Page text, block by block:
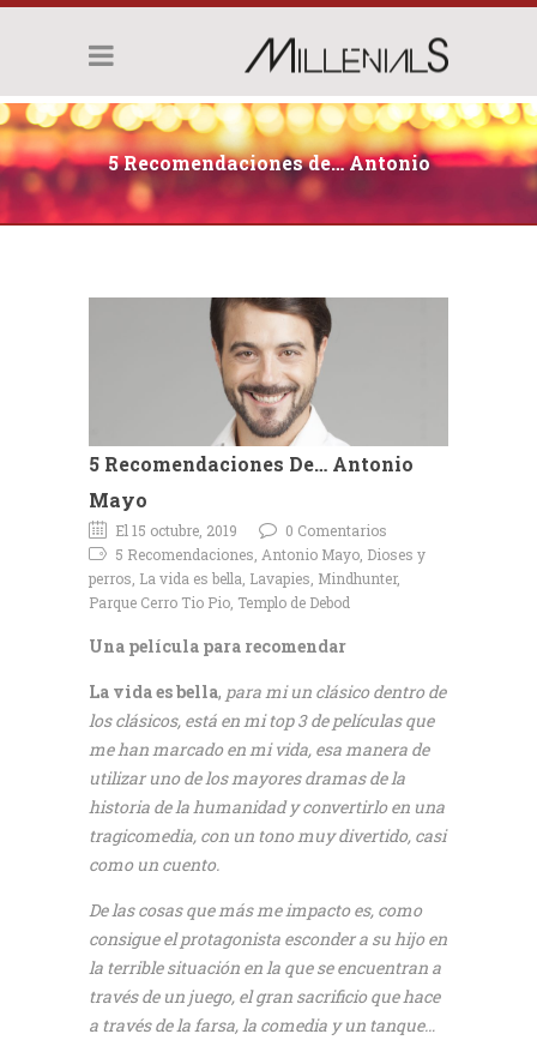
5 Recomendaciones de… Antonio
5 Recomendaciones De… Antonio
Mayo
El 15 octubre, 2019
0 Comentarios
5 Recomendaciones, Antonio Mayo, Dioses y
perros, La vida es bella, Lavapies, Mindhunter,
Parque Cerro Tio Pio, Templo de Debod
Una película para recomendar
La vida es bella, para mi un clásico dentro de
los clásicos, está en mi top 3 de películas que
me han marcado en mi vida, esa manera de
utilizar uno de los mayores dramas de la
historia de la humanidad y convertirlo en una
tragicomedia, con un tono muy divertido, casi
como un cuento.
De las cosas que más me impacto es, como
consigue el protagonista esconder a su hijo en
la terrible situación en la que se encuentran a
través de un juego, el gran sacrificio que hace
a través de la farsa, la comedia y un tanque…